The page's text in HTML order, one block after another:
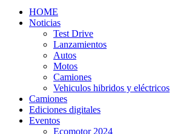
HOME
Noticias
Test Drive
Lanzamientos
Autos
Motos
Camiones
Vehiculos hibridos y eléctricos
Camiones
Ediciones digitales
Eventos
Ecomotor 2024